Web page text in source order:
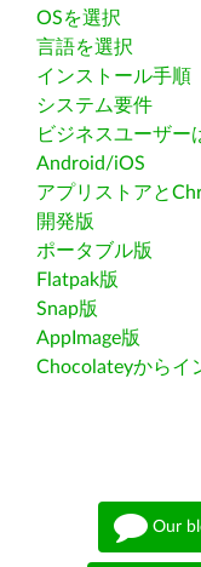
OSを選択
言語を選択
インストール手順
システム要件
ビジネスユーザー
Android/iOS
アプリストアと
開発版
ポータブル版
Flatpak版
Snap版
AppImage版
Chocolateyからイ
Our